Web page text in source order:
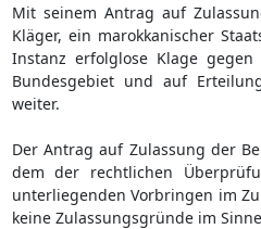
Mit seinem Antrag auf
Kläger, ein marokkanischer
Instanz erfolglose Klage
Bundesgebiet und auf
weiter.
Der Antrag auf Zulassung der
dem der rechtlichen
unterliegenden Vorbringen im
keine Zulassungsgründe im